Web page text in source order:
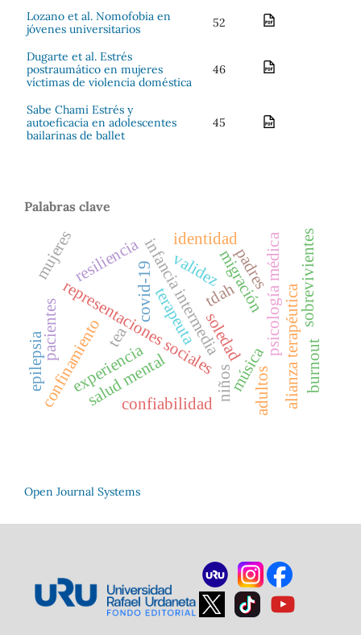
Lozano et al. Nomofobia en
jóvenes universitarios
52
Dugarte et al. Estrés
postraumático en mujeres
víctimas de violencia doméstica
46
Sabe Chami Estrés y
autoeficacia en adolescentes
bailarinas de ballet
45
Palabras clave
representaciones sociales
niños
infancia intermediamigración
padres
música
covid-19
salud mental
psicología médica
tea
adultos
soledad
confinamiento
resiliencia
alianza terapéutica
validez
confiabilidad
terapeuta
experiencia
pacientes
epilepsia
mujeres sobrevivientes
tdah
burnout
identidad
Open Journal Systems